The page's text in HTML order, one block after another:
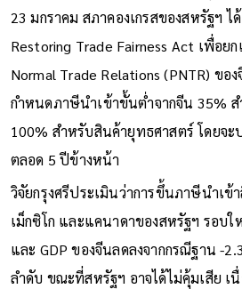
23 มกราคม สภาคองเกรสของสหรัฐฯ ไ
Restoring Trade Fairness Act เพื่อย
Normal Trade Relations (PNTR) ขอ
กำหนดภาษีนำเข้าขั้นต่ำจากจีน 35%
100% สำหรับสินค้ายุทธศาสตร์ โดยจ
ตลอด 5 ปีข้างหน้า
วิจัยกรุงศรีประเมินว่าการขึ้นภาษีนำเข้
เม็กซิโก และแคนาดาของสหรัฐฯ รอบใ
และ GDP ของจีนลดลงจากกรณีฐาน -
ลำดับ ขณะที่สหรัฐฯ อาจได้ไม่คุ้มเสีย เนื่